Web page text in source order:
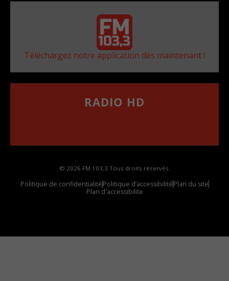
Téléchargez notre application dès maintenant !
RADIO HD
© 2026 FM 103,3 Tous droits réservés.
Politique de confidentialitéPolitique d’accessibilitéPlan du site
Plan d'accessibilite